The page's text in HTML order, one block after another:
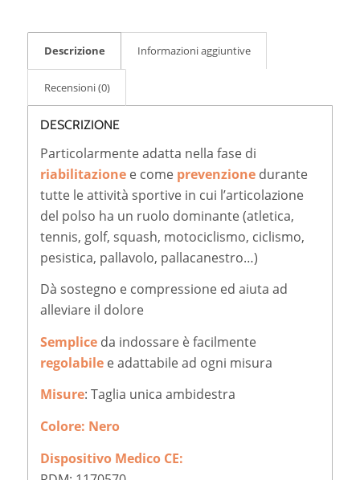
Descrizione Informazioni aggiuntive
Recensioni (0)
DESCRIZIONE
Particolarmente adatta nella fase di
riabilitazionee come prevenzionedurante
tutte le attività sportive in cui l’articolazione
del polso ha un ruolo dominante (atletica,
tennis, golf, squash, motociclismo, ciclismo,
pesistica, pallavolo, pallacanestro…)
Dà sostegno e compressione ed aiuta ad
alleviare il dolore
Sempliceda indossare è facilmente
regolabilee adattabile ad ogni misura
Misure: Taglia unica ambidestra
Colore: Nero
Dispositivo Medico CE: